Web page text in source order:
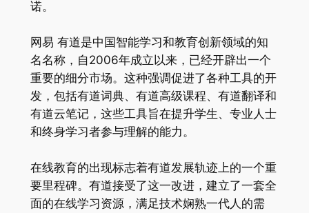
诺。
网易 有道是中国智能学习和教育创新领域的知
名名称，自2006年成立以来，已经开辟出一个
重要的细分市场。这种强调促进了各种工具的开
发，包括有道词典、有道高级课程、有道翻译和
有道云笔记，这些工具旨在提升学生、专业人士
和终身学习者参与理解的能力。
在线教育的出现标志着有道发展轨迹上的一个重
要里程碑。有道接受了这一改进，建立了一套全
面的在线学习资源，满足技术娴熟一代人的需